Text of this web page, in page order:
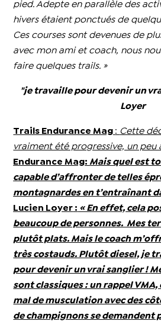
pied. Adepte en parallèle des
hivers étaient ponctués de
Ces courses sont devenues de
avec mon ami et coach, nous
faire quelques trails. »
"je travaille pour devenir un
Loyer
Trails Endurance Mag : Cette
vraiment été progressive, un peu
Endurance Mag: Mais quel est
capable d’affronter de telles
montagnardes en t’entraînant
Lucien Loyer : « En effet, cela
beaucoup de personnes. Mes
plutôt plats. Mais le coach
très costauds. Plutôt diesel, je
pour devenir un vrai sanglier !
sont classiques : un rappel
mal de musculation avec des
de champignons se demandent